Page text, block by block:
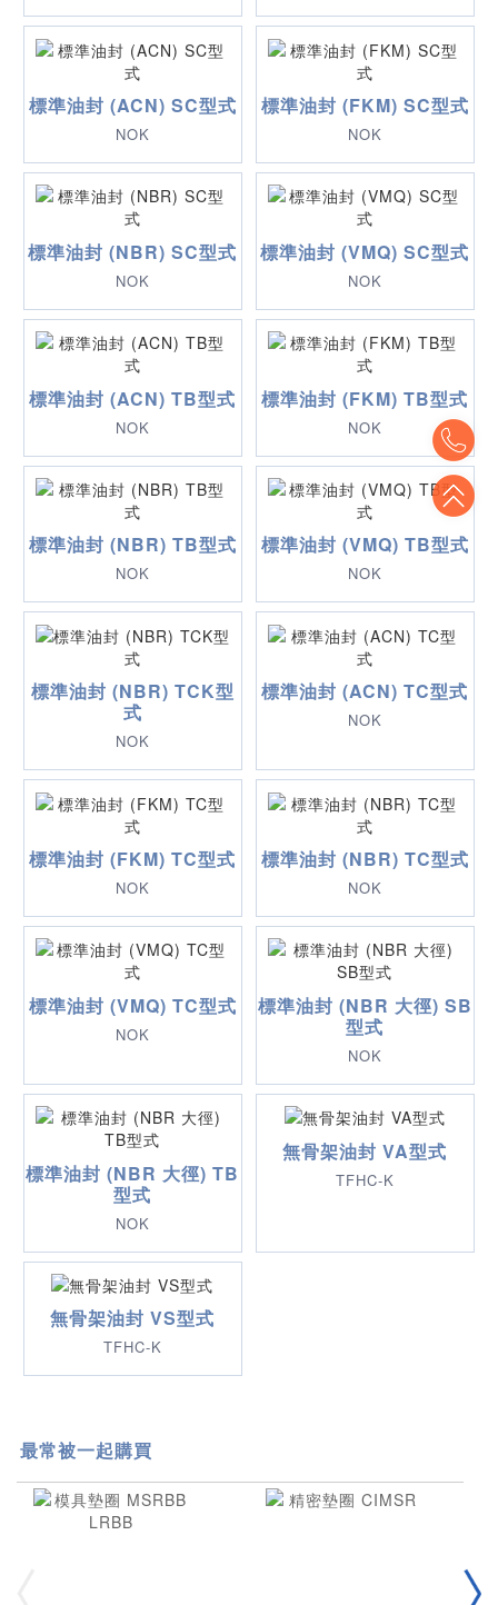
標準油封 (ACN) SC型式
NOK
標準油封 (FKM) SC型式
NOK
標準油封 (NBR) SC型式
NOK
標準油封 (VMQ) SC型式
NOK
標準油封 (ACN) TB型式
NOK
標準油封 (FKM) TB型式
NOK
標準油封 (NBR) TB型式
NOK
標準油封 (VMQ) TB型式
NOK
標準油封 (NBR) TCK型
式
NOK
標準油封 (ACN) TC型式
NOK
標準油封 (FKM) TC型式
NOK
標準油封 (NBR) TC型式
NOK
標準油封 (VMQ) TC型式
NOK
標準油封 (NBR 大徑) SB
型式
NOK
標準油封 (NBR 大徑) TB
型式
NOK
無骨架油封 VA型式
TFHC-K
無骨架油封 VS型式
TFHC-K
最常被一起購買